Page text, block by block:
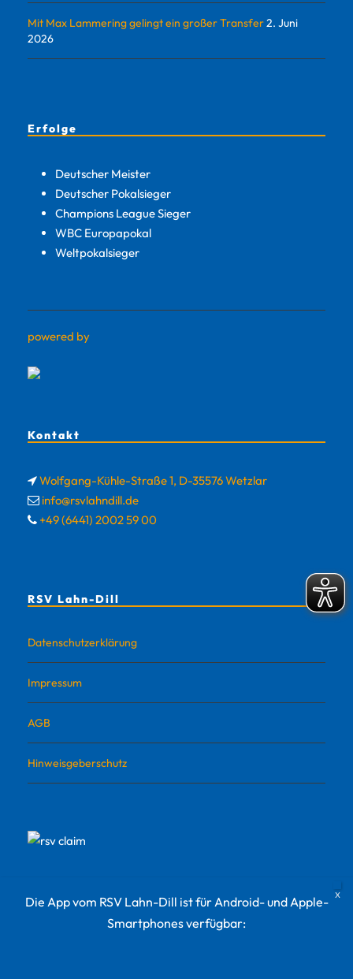
Mit Max Lammering gelingt ein großer Transfer2. Juni
2026
Erfolge
Deutscher Meister
Deutscher Pokalsieger
Champions League Sieger
WBC Europapokal
Weltpokalsieger
powered by
Kontakt
Wolfgang-Kühle-Straße 1, D-35576 Wetzlar
info@rsvlahndill.de
+49 (6441) 2002 59 00
RSV Lahn-Dill
Datenschutzerklärung
Impressum
AGB
Hinweisgeberschutz
Die App vom RSV Lahn-Dill ist für Android- und Apple-
Smartphones verfügbar: